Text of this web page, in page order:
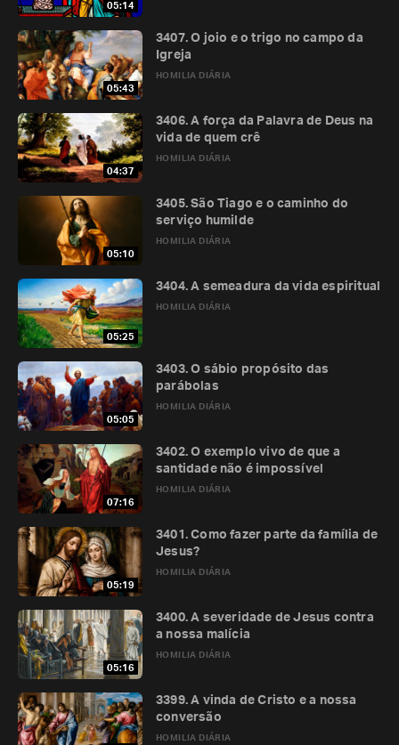
05:14
05:43
HOMILIA DIÁRIA
3407. O joio e o trigo no campo da
Igreja
04:37
HOMILIA DIÁRIA
3406. A força da Palavra de Deus na
vida de quem crê
05:10
HOMILIA DIÁRIA
3405. São Tiago e o caminho do
serviço humilde
05:25
HOMILIA DIÁRIA
3404. A semeadura da vida espiritual
05:05
HOMILIA DIÁRIA
3403. O sábio propósito das
parábolas
07:16
HOMILIA DIÁRIA
3402. O exemplo vivo de que a
santidade não é impossível
05:19
HOMILIA DIÁRIA
3401. Como fazer parte da família de
Jesus?
05:16
HOMILIA DIÁRIA
3400. A severidade de Jesus contra
a nossa malícia
HOMILIA DIÁRIA
3399. A vinda de Cristo e a nossa
conversão